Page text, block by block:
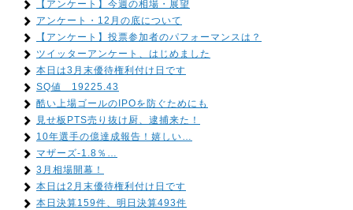
【アンケート】今週の相場・展望
アンケート・12月の底について
【アンケート】投票参加者のパフォーマンスは？
ツイッターアンケート、はじめました
本日は3月末優待権利付け日です
SQ値 19225.43
酷い上場ゴールのIPOを防ぐためにも
見せ板PTS売り抜け厨、逮捕来た！
10年選手の億達成報告！嬉しい…
マザーズ-1.8％…
3月相場開幕！
本日は2月末優待権利付け日です
本日決算159件、明日決算493件